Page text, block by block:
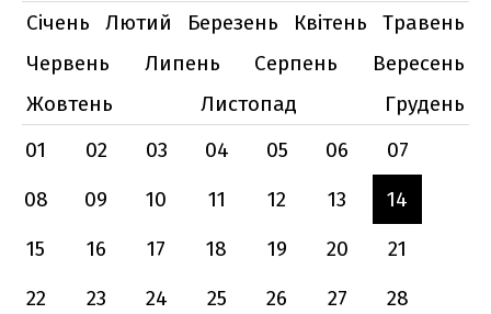
Січень
Лютий Березень Квітень
Травень
Червень
Липень Серпень
Вересень
Жовтень
Листопад
Грудень
01
02 03 04 05 06
07
08
09 10 11 12 13
14
15
16 17 18 19 20
21
22
23 24 25 26 27
28